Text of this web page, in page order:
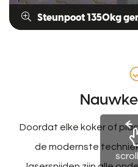
Steunpoot 1350kg
Doordat elke koker of
de modernste